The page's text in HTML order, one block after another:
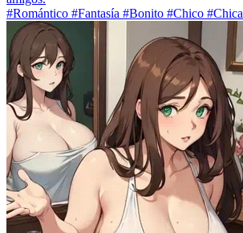
#Romántico #Fantasía #Bonito #Chico #Chica